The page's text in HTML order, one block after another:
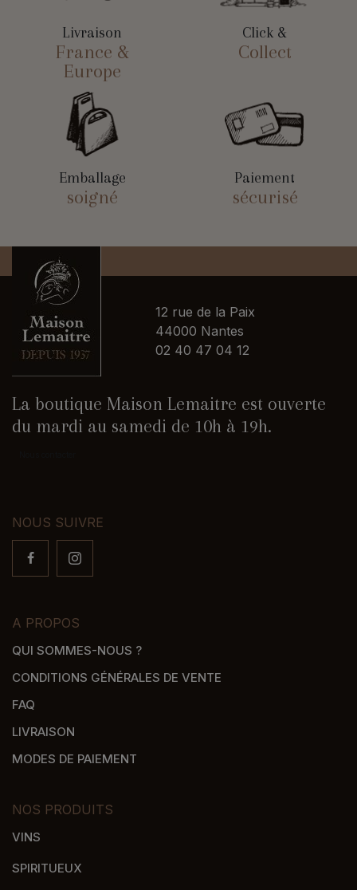
Livraison
France &
Europe
Click &
Collect
Emballage
soigné
Paiement
sécurisé
12 rue de la Paix
44000 Nantes
02 40 47 04 12
La boutique Maison Lemaitre est ouverte
du mardi au samedi de 10h à 19h.
NOUS SUIVRE
A PROPOS
QUI SOMMES-NOUS ?
CONDITIONS GÉNÉRALES DE VENTE
FAQ
LIVRAISON
MODES DE PAIEMENT
NOS PRODUITS
VINS
SPIRITUEUX